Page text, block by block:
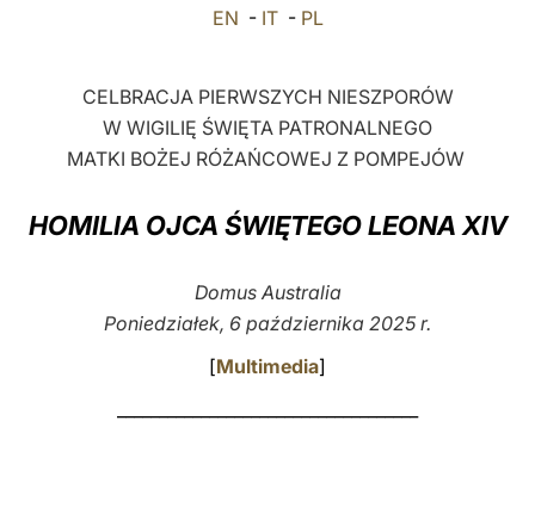
POLSKI
العربيّة
LATINE
EN - IT- PL
CELBRACJA PIERWSZYCH NIESZPORÓW
W WIGILIĘ ŚWIĘTA PATRONALNEGO
MATKI BOŻEJ RÓŻAŃCOWEJ Z POMPEJÓW
HOMILIA OJCA ŚWIĘTEGO LEONA XIV
Domus Australia
Poniedziałek, 6 października 2025 r.
[Multimedia]